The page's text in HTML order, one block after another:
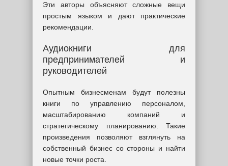
Эти авторы объясняют сложные вещи
простым языком и дают практические
рекомендации.
Аудиокниги для
предпринимателей и
руководителей
Опытным бизнесменам будут полезны
книги по управлению персоналом,
масштабированию компаний и
стратегическому планированию. Такие
произведения позволяют взглянуть на
собственный бизнес со стороны и найти
новые точки роста.